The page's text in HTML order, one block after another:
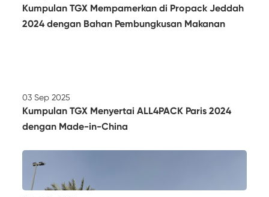
Kumpulan TGX Mempamerkan di Propack Jeddah
2024 dengan Bahan Pembungkusan Makanan
03 Sep 2025
Kumpulan TGX Menyertai ALL4PACK Paris 2024
dengan Made-in-China